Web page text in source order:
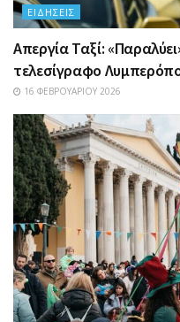
ΕΙΔΉΣΕΙΣ
Απεργία Ταξί:
τελεσίγραφο
16 ΦΕΒΡΟΥΑΡΊΟΥ 2026